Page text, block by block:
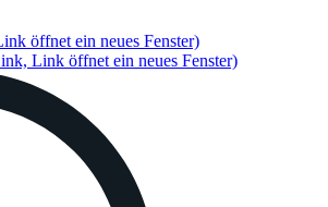
öffnet ein neues Fenster)
Link öffnet ein neues Fenster)